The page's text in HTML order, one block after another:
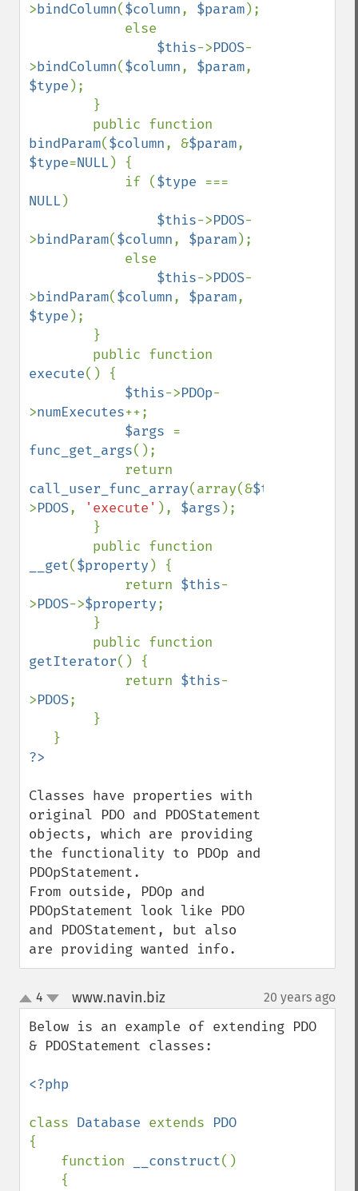
>bindColumn($column, $param);
$this->PDOS-
>bindColumn($column, $param
$type );
bindParam($column, &$param
$type=NULL) {
            if (
$type
NULL)
$this->PDOS-
>bindParam($column, $param);
$this->PDOS-
>bindParam($column, $param
$type );
execute() {
$this->PDOp-
>numExecutes++;
$args
func_get_args();
call_user_func_array(array(&$this
>PDOS, 'execute' ), $args );
__get($property ) {
            return
$this-
>PDOS->$property;
getIterator() {
            return
$this-
>PDOS;
Classes have properties with
original PDO and PDOStatement
objects, which are providing
the functionality to PDOp and
PDOpStatement.
From outside, PDOp and
PDOpStatement look like PDO
and PDOStatement, but also
are providing wanted info.
up
down
4 www.navin.biz¶ 20 years ago
Below is an example of extending PDO
& PDOStatement classes:
<?php
class Database extends
{
    function
__construct()